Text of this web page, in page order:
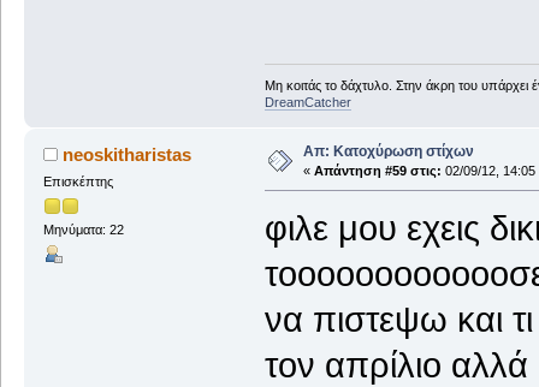
Μη κοιτάς το δάχτυλο. Στην άκρη του υπάρχει
DreamCatcher
neoskitharistas
Επισκέπτης
Μηνύματα: 22
Απ: Κατοχύρωση στίχων
« Απάντηση #59 στις: 02/09/12, 14:05
φιλε μου εχεις
να πιστεψω και
τον απρίλιο